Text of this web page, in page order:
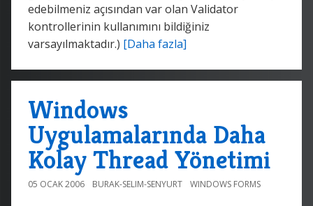
edebilmeniz açısından var olan Validator
kontrollerinin kullanımını bildiğiniz
varsayılmaktadır.) [Daha fazla]
Windows
Uygulamalarında Daha
Kolay Thread Yönetimi
05 OCAK 2006 BURAK-SELIM-SENYURT WINDOWS FORMS